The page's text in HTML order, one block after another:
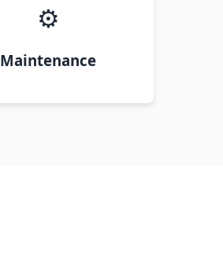
⚙️
Maintenance